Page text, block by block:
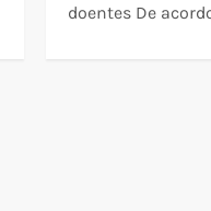
doentes De